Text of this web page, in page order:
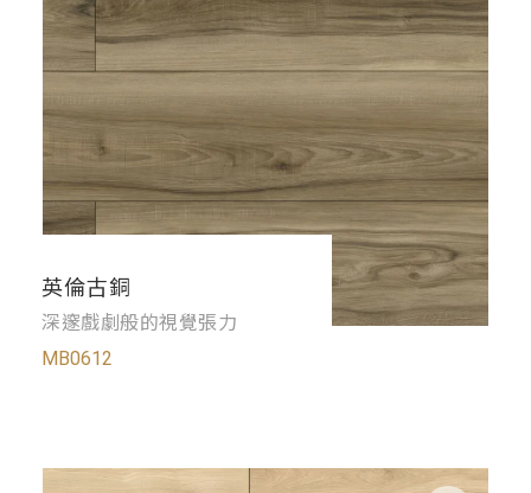
英倫古銅
深邃戲劇般的視覺張力
MB0612